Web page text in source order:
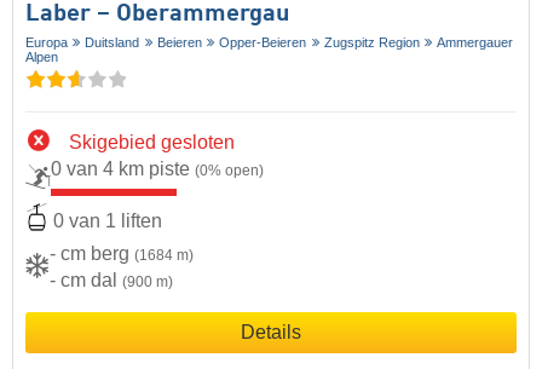
Laber – Oberammergau
Europa Duitsland Beieren Opper-Beieren Zugspitz Region
Ammergauer
Alpen
Skigebied gesloten
0 van 4 km piste (0% open)
0 van 1 liften
- cm berg (1684 m)
- cm dal (900 m)
Details